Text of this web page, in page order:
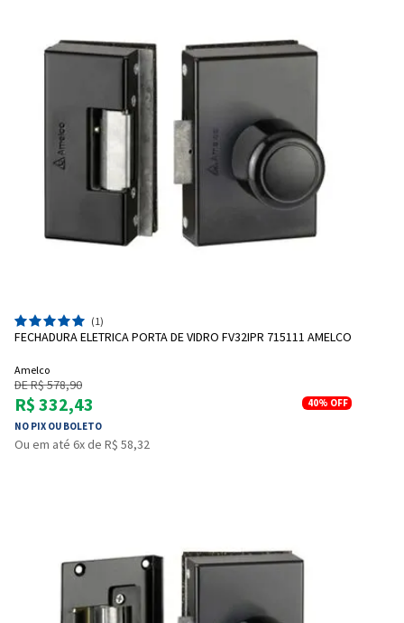
(1)
FECHADURA ELETRICA PORTA DE VIDRO FV32IPR 715111 AMELCO
Amelco
DE R$ 578,90
R$ 332,43
NO PIX OU BOLETO
40% OFF
Ou em até 6x de R$ 58,32